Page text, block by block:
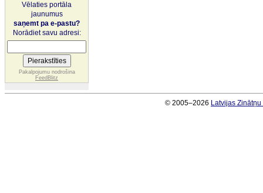
Vēlaties portāla
jaunumus
saņemt pa e-pastu?
Norādiet savu adresi:
Pakalpojumu nodrošina
FeedBlitz
© 2005–2026 Latvijas